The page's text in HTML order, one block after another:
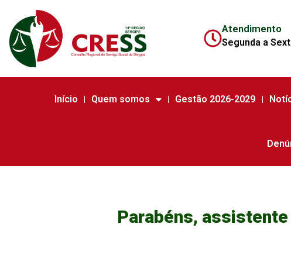
Atendimento
Segunda a
Início Quem somos Gestão 2026-2029
Parabéns,